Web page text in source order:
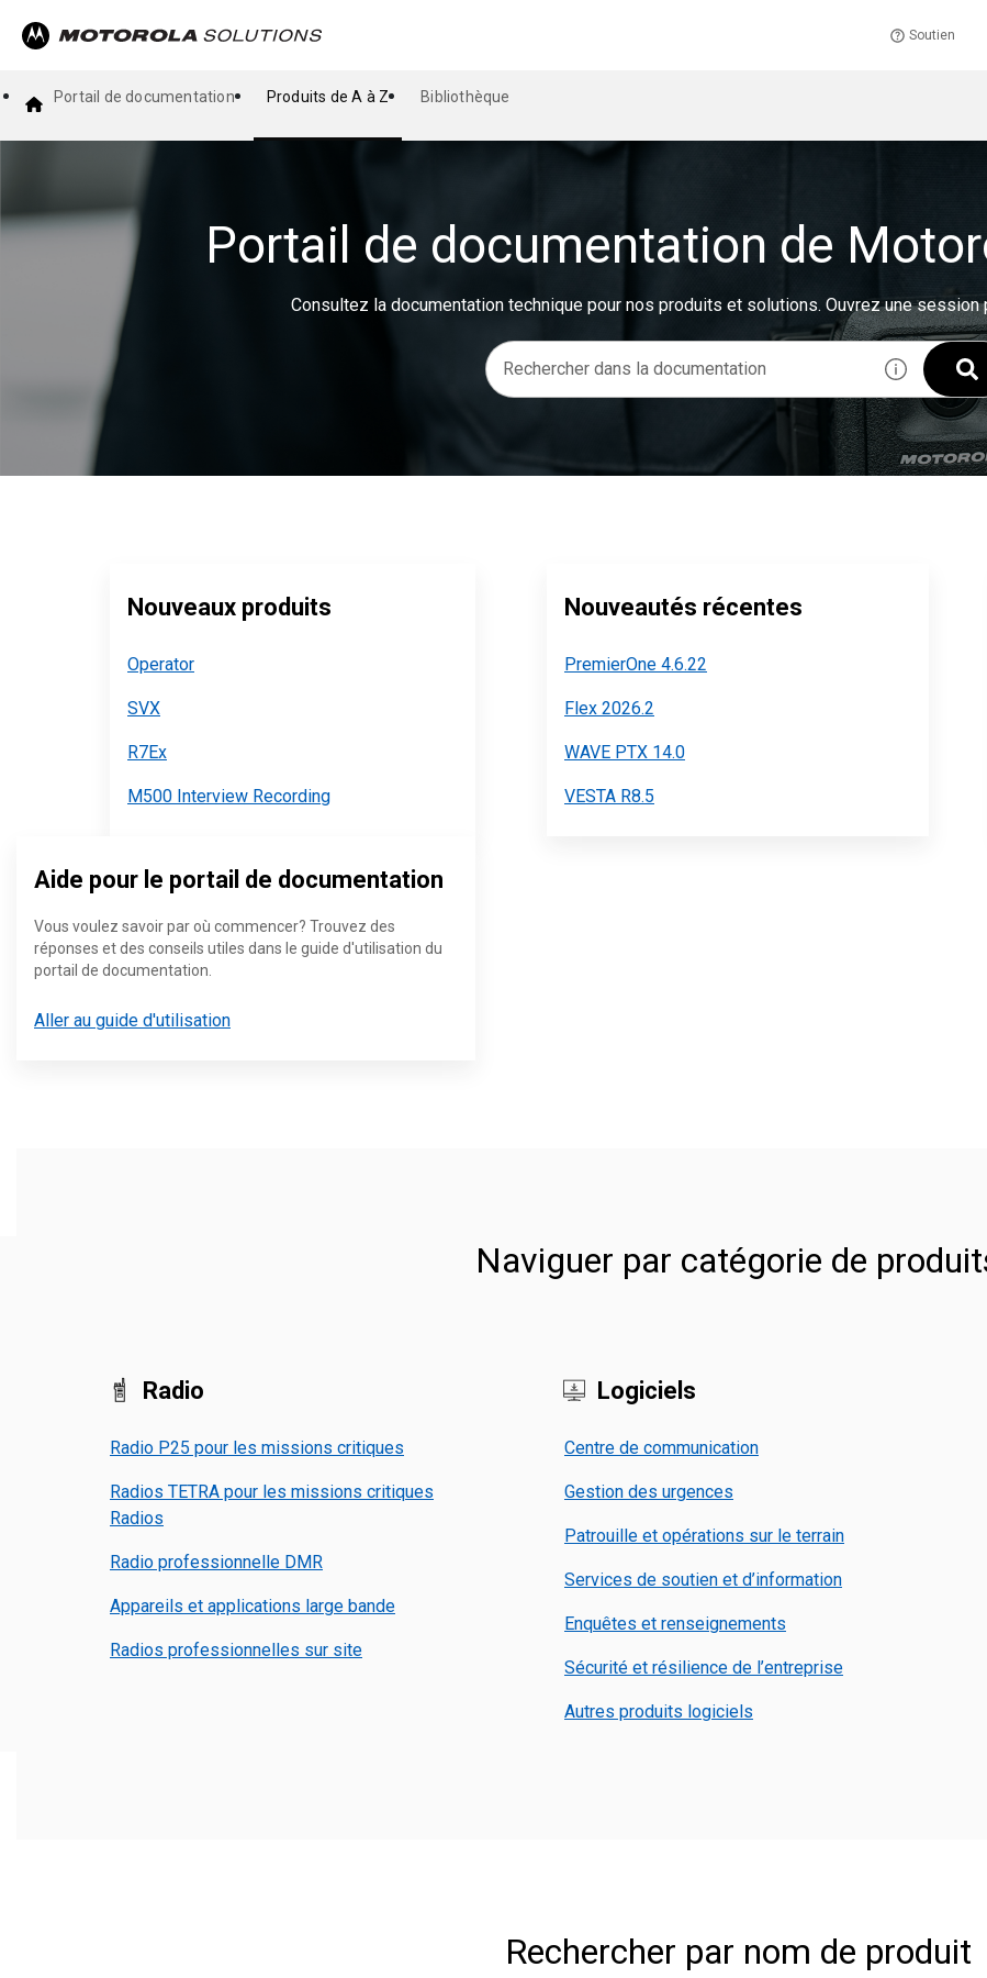
Soutien
Portail de documentation Produits de A à Z Bibliothèque
Portail de documentation de
Consultez la documentation technique pour nos produits et solutions. Ouvrez une session
Nouveaux produits
Operator
SVX
R7Ex
M500 Interview Recording
Nouveautés récentes
PremierOne 4.6.22
Flex 2026.2
WAVE PTX 14.0
VESTA R8.5
Aide pour le portail de documentation
Vous voulez savoir par où commencer? Trouvez des
réponses et des conseils utiles dans le guide d'utilisation du
portail de documentation.
Aller au guide d'utilisation
Naviguer par catégorie de
Radio
Radio P25 pour les missions critiques
Radios TETRA pour les missions critiques
Radios
Radio professionnelle DMR
Appareils et applications large bande
Radios professionnelles sur site
Logiciels
Centre de communication
Gestion des urgences
Patrouille et opérations sur le terrain
Services de soutien et d’information
Enquêtes et renseignements
Sécurité et résilience de l’entreprise
Autres produits logiciels
Rechercher par nom de produit